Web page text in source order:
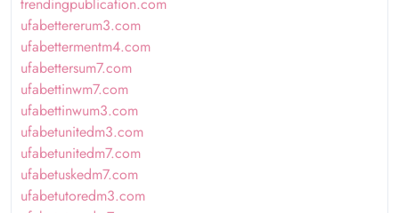
ufabettererum3.com
ufabettermentm4.com
ufabettersum7.com
ufabettinwm7.com
ufabettinwum3.com
ufabetunitedm3.com
ufabetunitedm7.com
ufabetuskedm7.com
ufabetutoredm3.com